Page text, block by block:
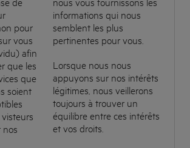
pour
vous
afin
que les
que
soient
nos
informations qui nous
semblent les plus
pertinentes pour vous.
Lorsque nous nous
appuyons sur nos intérêts
légitimes, nous veillerons
toujours à trouver un
équilibre entre ces intérêts
et vos droits.